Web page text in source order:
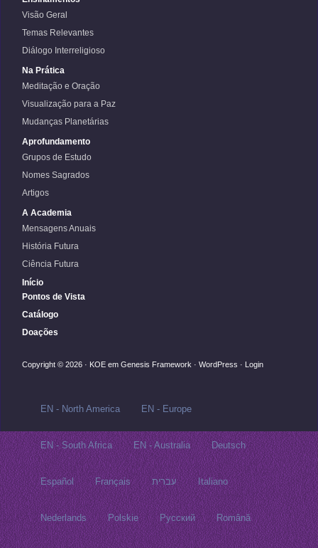
Visão Geral
Temas Relevantes
Diálogo Interreligioso
Na Prática
Meditação e Oração
Visualização para a Paz
Mudanças Planetárias
Aprofundamento
Grupos de Estudo
Nomes Sagrados
Artigos
A Academia
Mensagens Anuais
História Futura
Ciência Futura
Início
Pontos de Vista
Catálogo
Doações
Copyright © 2026 · KOE em Genesis Framework · WordPress · Login
EN - North America EN - Europe
EN - South Africa EN - Australia Deutsch
Español Français עברית Italiano
Nederlands Polskie Русский‬ Română